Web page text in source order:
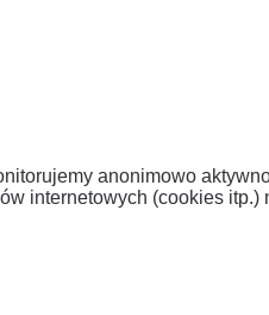
anonimowo
internetowych (cookies itp.)